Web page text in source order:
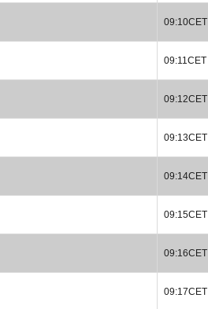
09:10CET
09:11CET
09:12CET
09:13CET
09:14CET
09:15CET
09:16CET
09:17CET